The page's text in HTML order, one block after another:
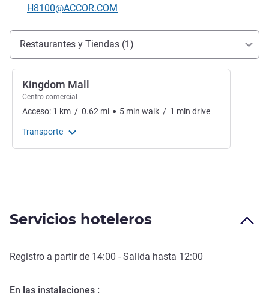
Correo electrónico de contacto
H8100@ACCOR.COM
Acceso y transporte
Restaurantes y Tiendas (1)
Kingdom Mall
Centro comercial
Acceso: 1 km / 0.62 mi 5 min walk / 1 min drive
Transporte
Servicios hoteleros
Registro a partir de 14:00 - Salida hasta 12:00
En las instalaciones